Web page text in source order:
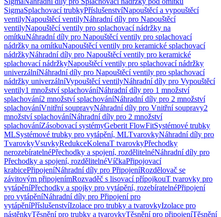
SigmaSplachovací trubkyPříslušenstvíNapouštěcí a vypouštěcí
ventilyNapouštěcí ventilyNáhradní díly pro Napouštěcí
ventilyNapouštěcí ventily pro splachovací nádržky na
omítkuNáhradní díly pro Napouštěcí ventily pro splachovací
nádržky na omítkuNapouštěcí ventily pro keramické splachovací
nádržkyNáhradní díly pro Napouštěcí ventily pro keramické
splachovací nádržkyNapouštěcí ventily pro splachovací nádržky
univerzálníNáhradní díly pro Napouštěcí ventily pro splachovací
nádržky univerzálníVypouštěcí ventilyNáhradní díly pro Vypouštěcí
ventily1 množství splachováníNáhradní díly pro 1 množství
splachování2 množství splachováníNáhradní díly pro 2 množství
splachováníVnitřní soupravyNáhradní díly pro Vnitřní soupravy2
množství splachováníNáhradní díly pro 2 množství
splachováníZásobovací systémyGeberit FlowFitSystémové trubky
MLSystémové trubky pro vytápění, MLTvarovkyNáhradní díly pro
TvarovkyVsuvkyRedukceKolenaT tvarovkyPřechodky
nerozebíratelnéPřechodky a spojení, rozdělitelnéNáhradní díly pro
Přechodky a spojení, rozdělitelnéVíčkaPřipojovací
krabicePřipojeníNáhradní díly pro PřipojeníRozdělovač se
závitovým připojenímRozvaděč s lisovací přípojkouT tvarovky pro
vytápěníPřechodky a spojky pro vytápění, rozebíratelnéPřipojení
pro vytápěníNáhradní díly pro Připojení pro
vytápěníPříslušenstvíIzolace pro trubky a tvarovkyIzolace pro
nástěnkyTěsnění pro trubky a tvarovkyTěsnění pro připojeníTěsnění